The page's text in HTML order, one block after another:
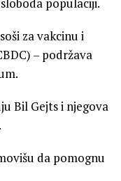
za vakcinu i
– podržava
Bil Gejts i njegova
da pomognu